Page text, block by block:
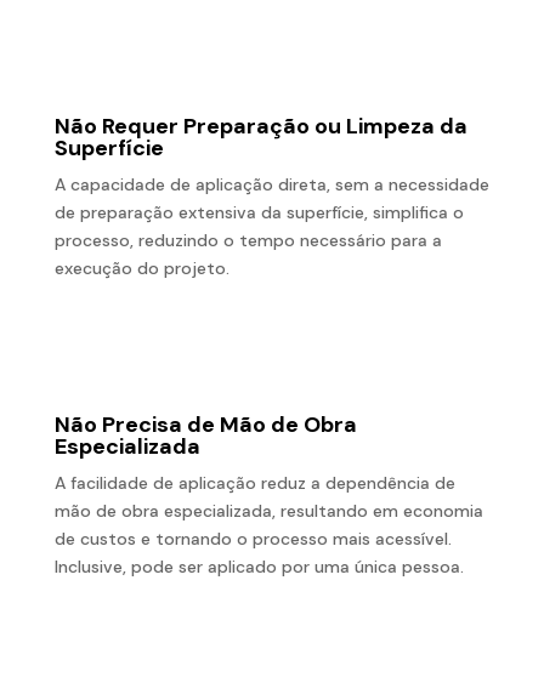
Não Requer Preparação ou Limpeza da
Superfície
A capacidade de aplicação direta, sem a necessidade
de preparação extensiva da superfície, simplifica o
processo, reduzindo o tempo necessário para a
execução do projeto.
Não Precisa de Mão de Obra
Especializada
A facilidade de aplicação reduz a dependência de
mão de obra especializada, resultando em economia
de custos e tornando o processo mais acessível.
Inclusive, pode ser aplicado por uma única pessoa.